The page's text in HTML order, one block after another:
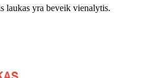
laukas yra beveik vienalytis.